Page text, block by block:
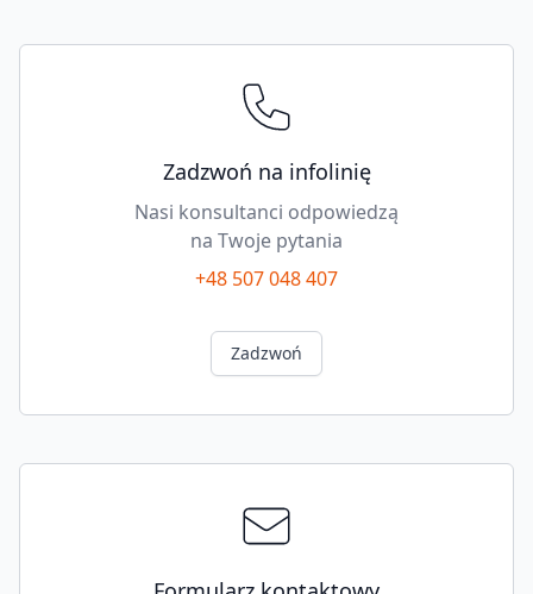
Zadzwoń na infolinię
Nasi konsultanci odpowiedzą
na Twoje pytania
+48 507 048 407
Zadzwoń